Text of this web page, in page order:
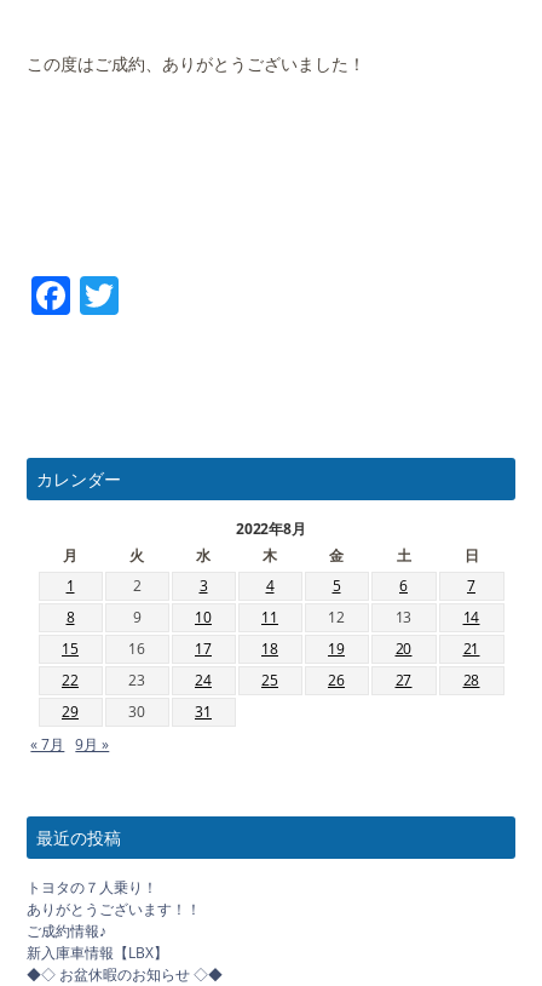
この度はご成約、ありがとうございました！
Facebook
カレンダー
2022年8月
月
火 水 木 金 土
日
1
2 3 4 5 6
7
8
9 10 11 12 13
14
15
16 17 18 19 20
21
22
23 24 25 26 27
28
29
30
31
« 7月
9月 »
最近の投稿
トヨタの７人乗り！
ありがとうございます！！
ご成約情報♪
新入庫車情報【LBX】
◆◇ お盆休暇のお知らせ ◇◆